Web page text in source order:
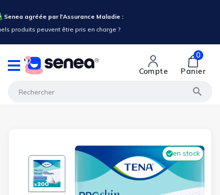
l'Assurance Maladie :
être pris en charge ?

Compte
0
Panier
en stock